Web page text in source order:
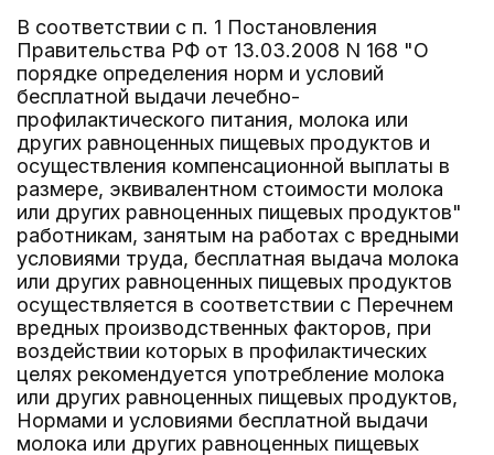
В соответствии с п. 1 Постановления
Правительства РФ от 13.03.2008 N 168 "О
порядке определения норм и условий
бесплатной выдачи лечебно-
профилактического питания, молока или
других равноценных пищевых продуктов и
осуществления компенсационной выплаты в
размере, эквивалентном стоимости молока
или других равноценных пищевых продуктов"
работникам, занятым на работах с вредными
условиями труда, бесплатная выдача молока
или других равноценных пищевых продуктов
осуществляется в соответствии с Перечнем
вредных производственных факторов, при
воздействии которых в профилактических
целях рекомендуется употребление молока
или других равноценных пищевых продуктов,
Нормами и условиями бесплатной выдачи
молока или других равноценных пищевых